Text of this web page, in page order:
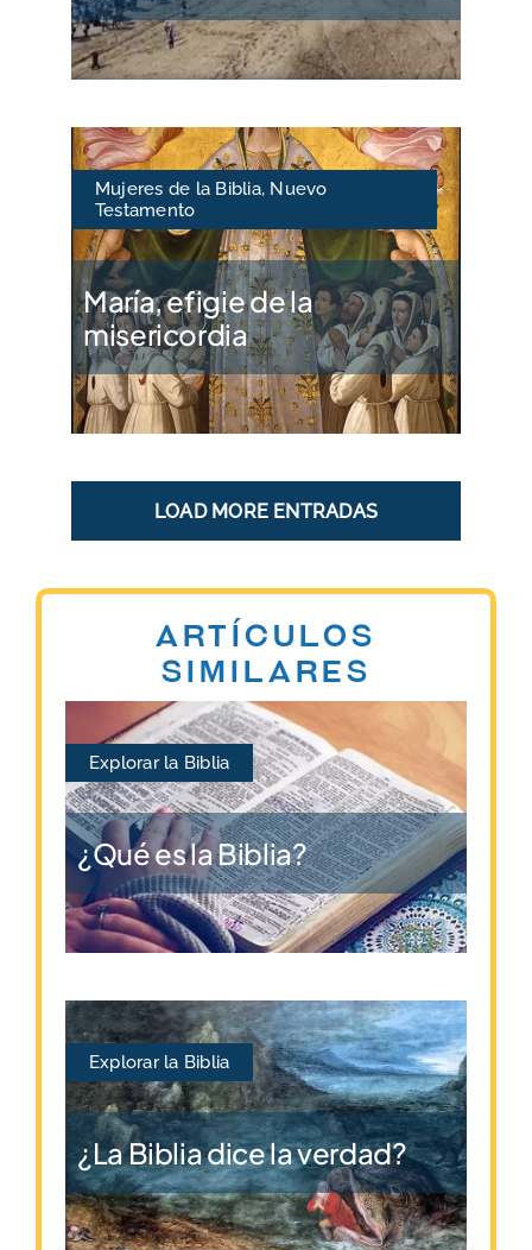
Mujeres de la Biblia, Nuevo
Testamento
María, efigie de la
misericordia
LOAD MORE ENTRADAS
Artículos
similares
Explorar la Biblia
¿Qué es la Biblia?
Explorar la Biblia
¿La Biblia dice la verdad?